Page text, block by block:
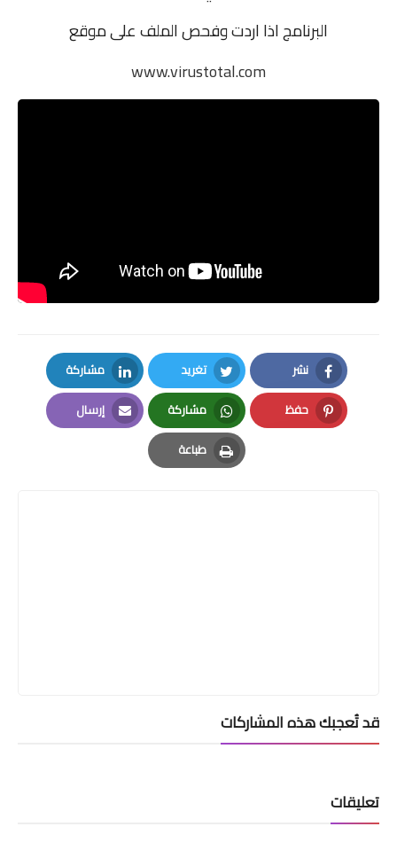
البرنامج اذا اردت وفحص الملف على موقع
www.virustotal.com
نشر
Facebook
تغريد
Twitter
مشاركة
LinkedIn
حفظ
Pinterest
مشاركة
Whatsapp
إرسال
Email
طباعة
Print
قد تُعجبك هذه المشاركات
تعليقات